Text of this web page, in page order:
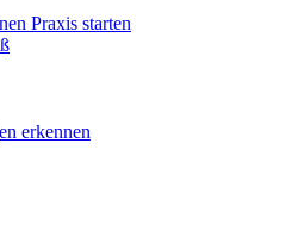
Praxis starten
erkennen